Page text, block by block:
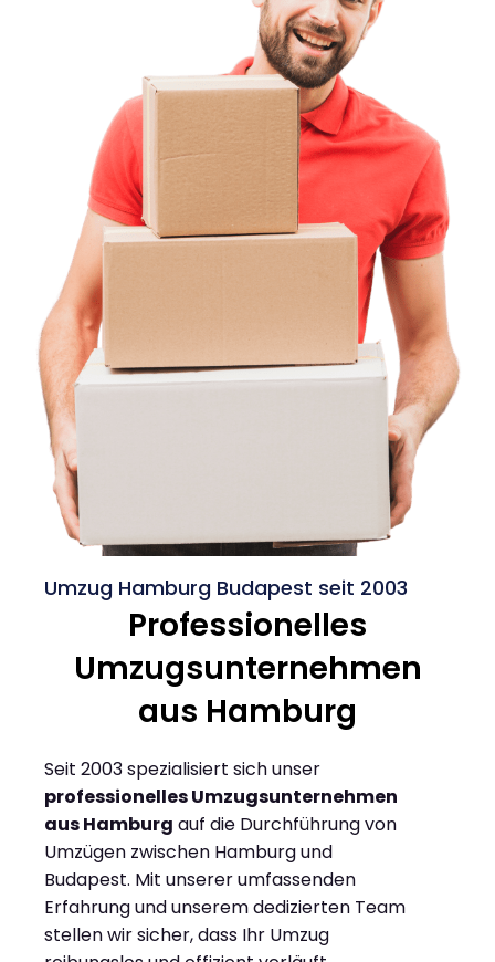
Umzug Hamburg Budapest seit 2003
Professionelles
Umzugsunternehmen
aus Hamburg
Seit 2003 spezialisiert sich unser
professionelles Umzugsunternehmen
aus Hamburg auf die Durchführung von
Umzügen zwischen Hamburg und
Budapest. Mit unserer umfassenden
Erfahrung und unserem dedizierten Team
stellen wir sicher, dass Ihr Umzug